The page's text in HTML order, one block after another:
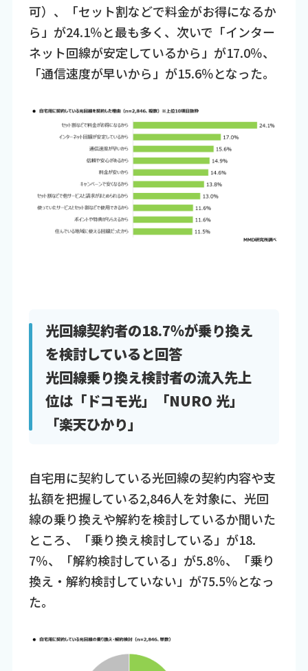
可）、「セット割などで料金がお得になるか
ら」が24.1％と最も多く、次いで「インター
ネット回線が安定しているから」が17.0％、
「通信速度が早いから」が15.6％となった。
光回線契約者の18.7％が乗り換え
を検討していると回答
光回線乗り換え検討者の流入先上
位は「ドコモ光」「NURO 光」
「楽天ひかり」
自宅用に契約している光回線の契約内容や支
払額を把握している2,846人を対象に、光回
線の乗り換えや解約を検討しているか聞いた
ところ、「乗り換え検討している」が18.
7％、「解約検討している」が5.8％、「乗り
換え・解約検討していない」が75.5％となっ
た。